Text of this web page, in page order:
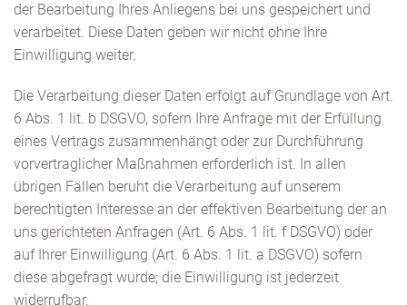
der Bearbeitung Ihres Anliegens bei uns gespeichert und
verarbeitet. Diese Daten geben wir nicht ohne Ihre
Einwilligung weiter.
Die Verarbeitung dieser Daten erfolgt auf Grundlage von Art.
6 Abs. 1 lit. b DSGVO, sofern Ihre Anfrage mit der Erfüllung
eines Vertrags zusammenhängt oder zur Durchführung
vorvertraglicher Maßnahmen erforderlich ist. In allen
übrigen Fällen beruht die Verarbeitung auf unserem
berechtigten Interesse an der effektiven Bearbeitung der an
uns gerichteten Anfragen (Art. 6 Abs. 1 lit. f DSGVO) oder
auf Ihrer Einwilligung (Art. 6 Abs. 1 lit. a DSGVO) sofern
diese abgefragt wurde; die Einwilligung ist jederzeit
widerrufbar.